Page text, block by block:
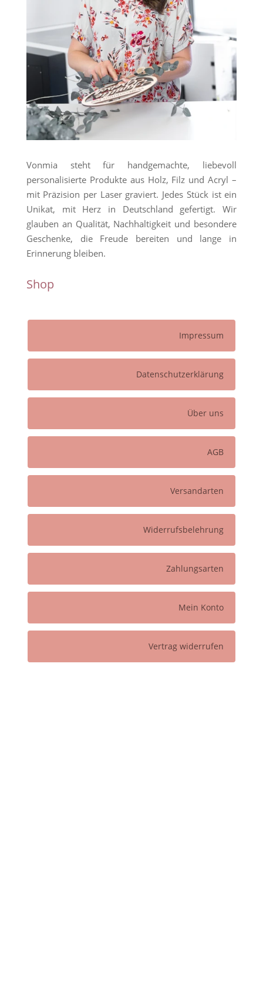
Vonmia steht für handgemachte, liebevoll
personalisierte Produkte aus Holz, Filz und Acryl –
mit Präzision per Laser graviert. Jedes Stück ist ein
Unikat, mit Herz in Deutschland gefertigt. Wir
glauben an Qualität, Nachhaltigkeit und besondere
Geschenke, die Freude bereiten und lange in
Erinnerung bleiben.
Shop
Impressum
Datenschutzerklärung
Über uns
AGB
Versandarten
Widerrufsbelehrung
Zahlungsarten
Mein Konto
Vertrag widerrufen